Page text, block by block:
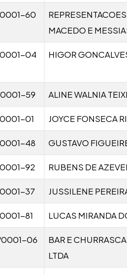
60
MACEDO E
04 HIGOR
59 ALINE WALNIA
01 JOYCE FONSECA
48 GUSTAVO
92 RUBENS DE
37 JUSSILENE
81 LUCAS MIRANDA
06
BAR E
LTDA